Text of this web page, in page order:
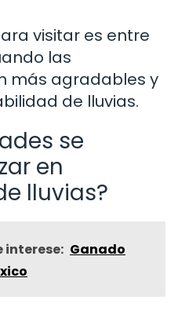
visitar es entre
las
más agradables y
de lluvias.
se
en
lluvias?
interese: Ganado